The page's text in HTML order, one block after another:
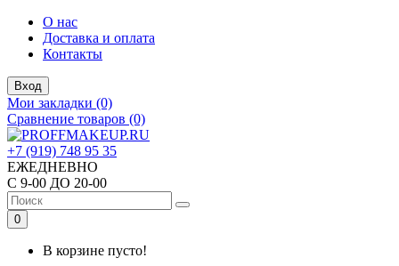
О нас
Доставка и оплата
Контакты
Вход
Мои закладки (0)
Сравнение товаров (0)
+7 (919) 748 95 35
ЕЖЕДНЕВНО
С 9-00 ДО 20-00
0
В корзине пусто!